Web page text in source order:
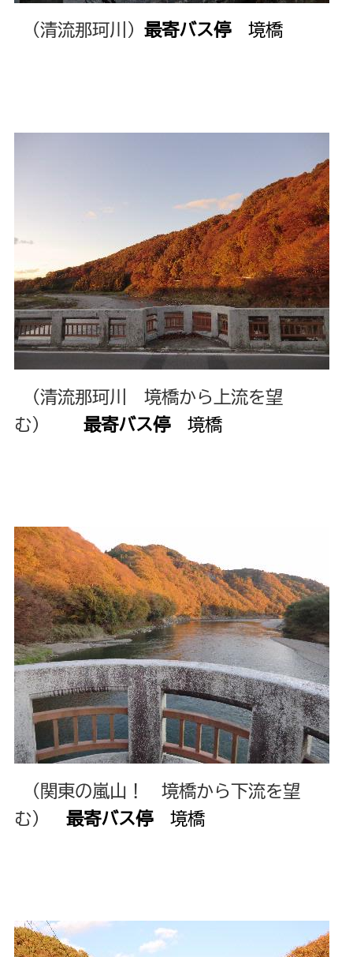
（清流那珂川） 最寄バス停境橋
（清流那珂川 境橋から上流を望
む） 最寄バス停境橋
（関東の嵐山！ 境橋から下流を望
む） 最寄バス停境橋